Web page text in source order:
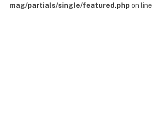
mag/partials/single/featured.php on line